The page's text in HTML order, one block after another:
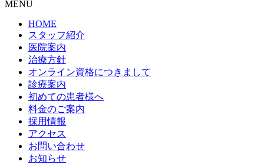
MENU
HOME
スタッフ紹介
医院案内
治療方針
オンライン資格につきまして
診療案内
初めての患者様へ
料金のご案内
採用情報
アクセス
お問い合わせ
お知らせ